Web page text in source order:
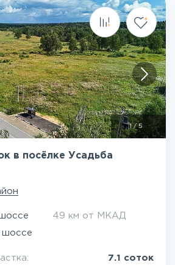
1/5
в посёлке Усадьба
49 км от МКАД
шоссе
7.1 соток